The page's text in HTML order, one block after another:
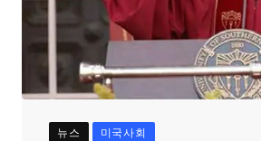
뉴스 미국사회